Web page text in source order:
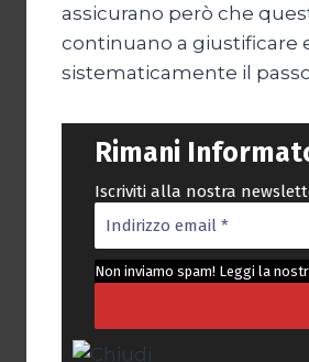
assicurano però che
continuano a giustificare
sistematicamente il
Rimani
Iscriviti alla nostra
Non inviamo spam! Leggi la